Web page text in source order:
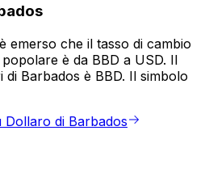
emerso che il tasso di cambio
è da BBD a USD. Il
Barbados è BBD. Il simbolo
di Barbados